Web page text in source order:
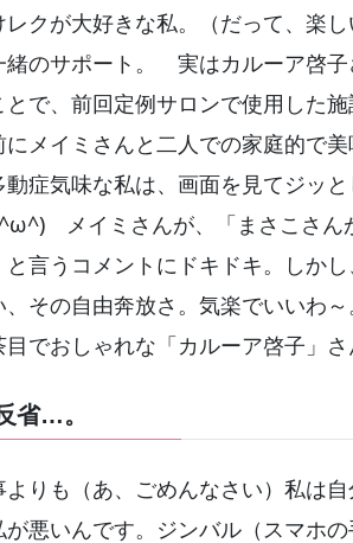
レクが大好きな私。（だって、楽
緒のサポート。 実はカルーア啓
とで、前回定例サロンで使用した
にメイミさんと二人での家庭的で
動症気味な私は、画面を見てジッ
メイミさんが、「まさこさん
と言うコメントにドキドキ。しか
、その自由奔放さ。気楽でいいわ
目でおしゃれな「カルーア啓子」
省…。
よりも（あ、ごめんなさい）私は
が悪いんです。ジンバル（スマホ